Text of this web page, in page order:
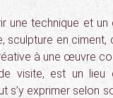
une technique et
sculpture en
à une œuvre
visite, est un lieu
s’y exprimer selon